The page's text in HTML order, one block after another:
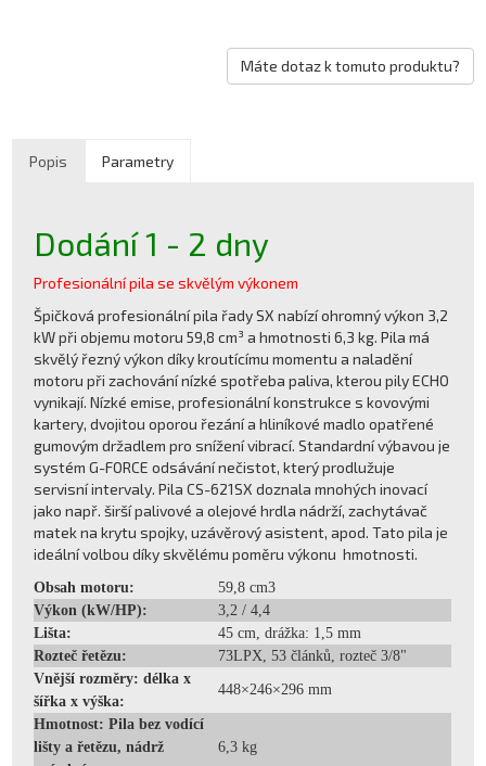
Máte dotaz k tomuto produktu?
Popis Parametry
Dodání 1 - 2 dny
Profesionální pila se skvělým výkonem
Špičková profesionální pila řady SX nabízí ohromný výkon 3,2
kW při objemu motoru 59,8 cm³ a hmotnosti 6,3 kg. Pila má
skvělý řezný výkon díky kroutícímu momentu a naladění
motoru při zachování nízké spotřeba paliva, kterou pily ECHO
vynikají. Nízké emise, profesionální konstrukce s kovovými
kartery, dvojitou oporou řezání a hliníkové madlo opatřené
gumovým držadlem pro snížení vibrací. Standardní výbavou je
systém G-FORCE odsávání nečistot, který prodlužuje
servisní intervaly. Pila CS-621SX doznala mnohých inovací
jako např. širší palivové a olejové hrdla nádrží, zachytávač
matek na krytu spojky, uzávěrový asistent, apod. Tato pila je
ideální volbou díky skvělému poměru výkonu hmotnosti.
Obsah motoru:
59,8 cm3
Výkon (kW/HP):
3,2 / 4,4
Lišta:
45 cm, drážka: 1,5 mm
Rozteč řetězu:
73LPX, 53 článků, rozteč 3/8"
Vnější rozměry: délka x
šířka x výška:
448×246×296 mm
Hmotnost: Pila bez vodící
lišty a řetězu, nádrž
6,3 kg